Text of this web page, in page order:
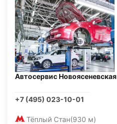
Автосервис Новоясеневская
+7 (495) 023-10-01
Тёплый Стан(930 м)